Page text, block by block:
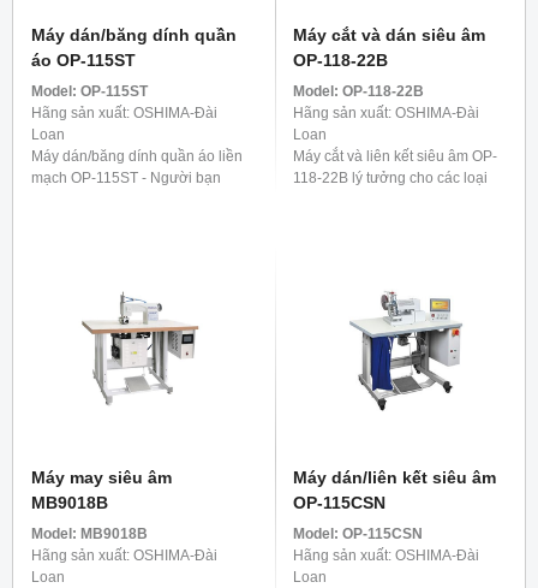
Máy dán/băng dính quần
áo OP-115ST
Model: OP-115ST
Hãng sản xuất: OSHIMA-Đài
Loan
Máy dán/băng dính quần áo liền
mạch OP-115ST - Người bạn
Máy cắt và dán siêu âm
OP-118-22B
Model: OP-118-22B
Hãng sản xuất: OSHIMA-Đài
Loan
Máy cắt và liên kết siêu âm OP-
118-22B lý tưởng cho các loại
Máy may siêu âm
MB9018B
Model: MB9018B
Hãng sản xuất: OSHIMA-Đài
Loan
Máy dán/liên kết siêu âm
OP-115CSN
Model: OP-115CSN
Hãng sản xuất: OSHIMA-Đài
Loan